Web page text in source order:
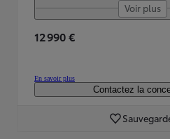
Voir plus
12 990 €
En savoir plus
Contactez la